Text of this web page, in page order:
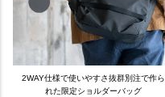
2WAY仕様で使いやすさ抜群別注で作ら
れた限定ショルダーバッグ